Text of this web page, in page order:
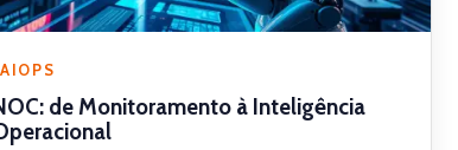
AIOPS
de Monitoramento à Inteligência